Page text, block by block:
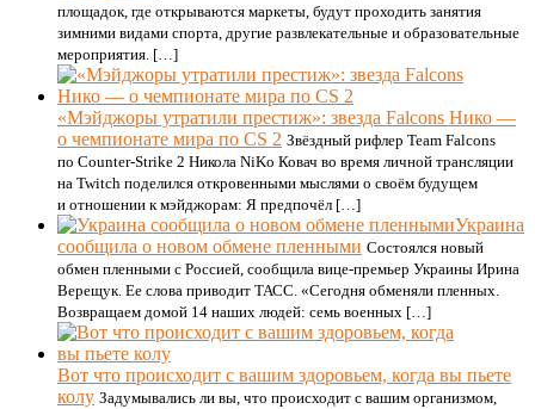
площадок, где открываются маркеты, будут проходить занятия
зимними видами спорта, другие развлекательные и образовательные
мероприятия. […]
«Мэйджоры утратили престиж»: звезда Falcons Нико —
о чемпионате мира по CS 2 Звёздный рифлер Team Falcons
по Counter-Strike 2 Никола NiKo Ковач во время личной трансляции
на Twitch поделился откровенными мыслями о своём будущем
и отношении к мэйджорам: Я предпочёл […]
Украина
сообщила о новом обмене пленными Состоялся новый
обмен пленными с Россией, сообщила вице-премьер Украины Ирина
Верещук. Ее слова приводит ТАСС. «Сегодня обменяли пленных.
Возвращаем домой 14 наших людей: семь военных […]
Вот что происходит с вашим здоровьем, когда вы пьете
колу Задумывались ли вы, что происходит с вашим организмом,